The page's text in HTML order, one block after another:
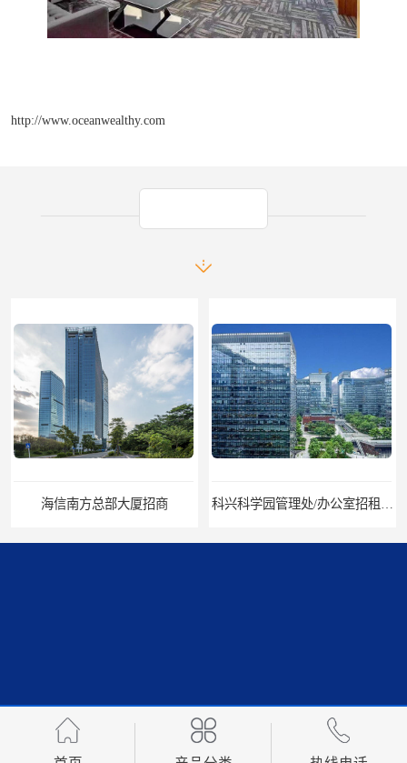
http://www.oceanwealthy.com
海信南方总部大厦招商
中国华润大厦招商 招商局广场出租